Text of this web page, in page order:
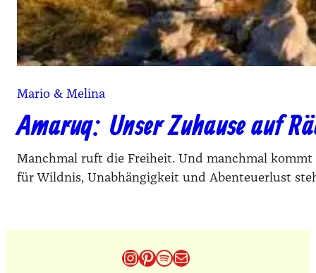
Mario & Melina
Amaruq: Unser Zuhause auf
Manchmal ruft die Freiheit. Und manchmal kommt
für Wildnis, Unabhängigkeit und Abenteuerlust
Instagram
Pinterest
Spotify
E-Mail